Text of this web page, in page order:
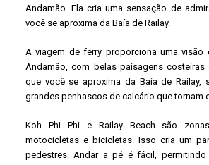
Andamão. Ela cria uma sensação de
você se aproxima da Baía de Railay.
A viagem de ferry proporciona uma visão
Andamão, com belas paisagens
que você se aproxima da Baía de Railay,
grandes penhascos de calcário que tornam
Koh Phi Phi e Railay Beach são
motocicletas e bicicletas. Isso cria um
pedestres. Andar a pé é fácil,